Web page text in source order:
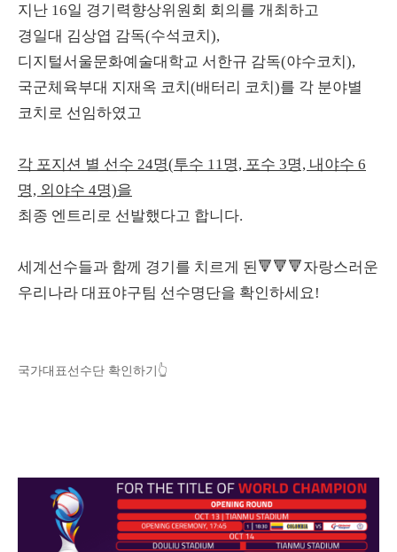
지난 16일 경기력향상위원회 회의를 개최하고
경일대 김상엽 감독(수석코치),
디지털서울문화예술대학교 서한규 감독(야수코치),
국군체육부대 지재옥 코치(배터리 코치)를 각 분야별
코치로 선임하였고
각 포지션 별 선수 24명(투수 11명, 포수 3명, 내야수 6
명, 외야수 4명)을
최종 엔트리로 선발했다고 합니다.
세계선수들과 함께 경기를 치르게 된🔻🔻🔻자랑스러운
우리나라 대표야구팀 선수명단을 확인하세요!
국가대표선수단 확인하기👆